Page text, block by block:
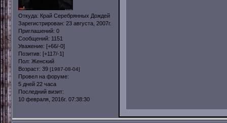
Откуда: Край Серебрянных Дождей
Зарегистрирован: 23 августа, 2007г.
Приглашений: 0
Сообщений: 1151
Уважение: [+66/-0]
Позитив: [+117/-1]
Пол: Женский
Возраст: 39 [1987-08-04]
Провел на форуме:
5 дней 22 часа
Последний визит:
10 февраля, 2016г. 07:38:30